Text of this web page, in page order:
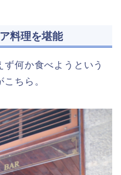
料理を堪能
何か食べようという
ちら。